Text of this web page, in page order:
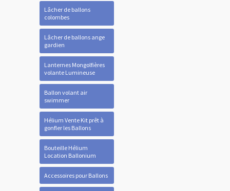
Lâcher de ballons
colombes
Lâcher de ballons ange
gardien
Lanternes Mongolfières
volante Lumineuse
Ballon volant air
swimmer
Hélium Vente Kit prêt à
gonfler les Ballons
Bouteille Hélium
Location Ballonium
Accessoires pour Ballons